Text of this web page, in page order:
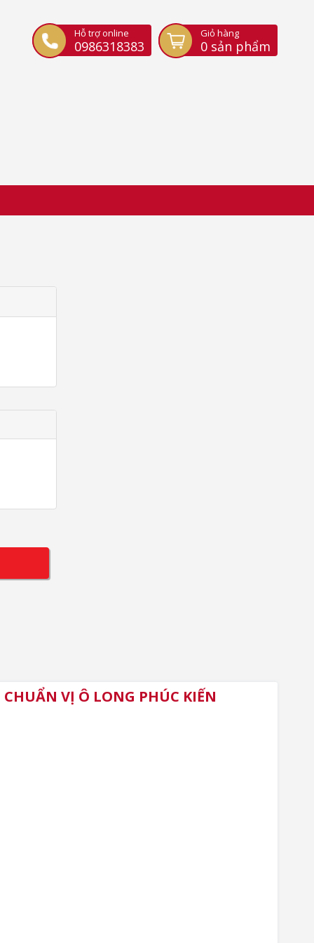
Giỏ hàng
0 sản phẩm
Hỗ trợ online
0986318383
VỊ Ô LONG PHÚC KIẾN